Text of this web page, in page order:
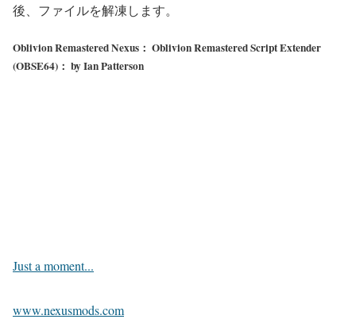
後、ファイルを解凍します。
Oblivion Remastered Nexus： Oblivion Remastered Script Extender
(OBSE64)： by Ian Patterson
Just a moment...
www.nexusmods.com